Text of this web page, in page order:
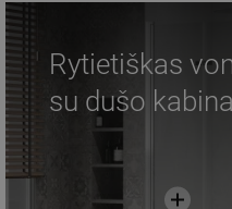
Rytietiškas
su dušo kabina